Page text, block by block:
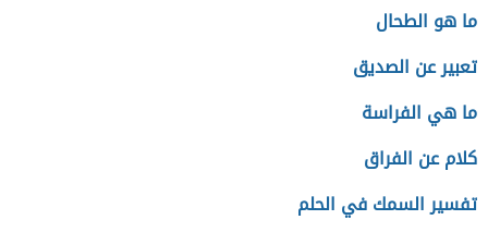
ما هو الطحال
تعبير عن الصديق
ما هي الفراسة
كلام عن الفراق
تفسير السمك في الحلم